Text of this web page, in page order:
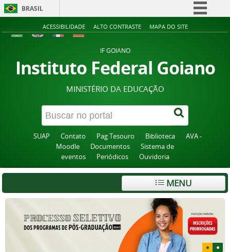
BRASIL
Simplifique!
Acesso à informação
Legislação
Canais
ACESSIBILIDADE ALTO CONTRASTE MAPA DO SITE
IF GOIANO
Instituto Federal Goiano
MINISTÉRIO DA EDUCAÇÃO
SUAP Contato Pag Tesouro Biblioteca
AVA -
Moodle
Documentos
Sistema de
eventos
Periódicos Ouvidoria
MENU